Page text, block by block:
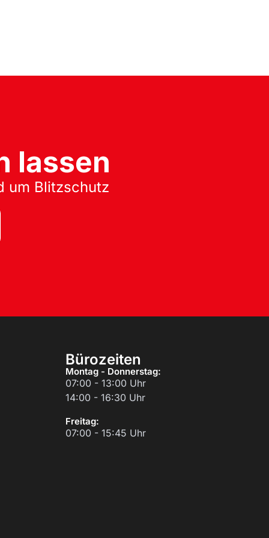
lassen
um Blitzschutz
Bürozeiten
Montag - Donnerstag:
07:00 - 13:00 Uhr
14:00 - 16:30 Uhr
Freitag:
07:00 - 15:45 Uhr